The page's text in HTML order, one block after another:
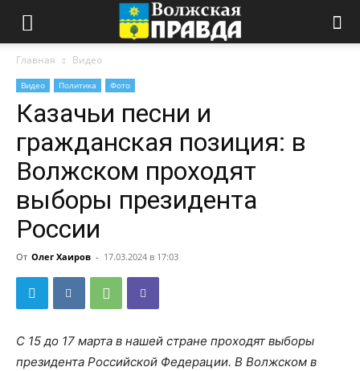
Главная Видео
Видео Политика Фото
Казачьи песни и
гражданская позиция: в
Волжском проходят
выборы президента
России
От Олег Хаиров - 17.03.2024 в 17:03
С 15 до 17 марта в нашей стране проходят выборы
президента Российской Федерации. В Волжском в